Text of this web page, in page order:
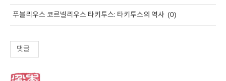
푸블리우스 코르넬리우스 타키투스: 타키투스의 역사 (0)
댓글